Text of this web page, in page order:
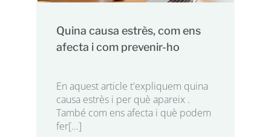
Quina causa estrès, com ens
afecta i com prevenir-ho
En aquest article t'expliquem quina
causa estrès i per què apareix .
També com ens afecta i què podem
fer[...]